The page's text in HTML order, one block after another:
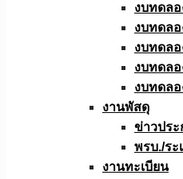
งบทดล
งบทดล
งบทดลอ
งบทดล
งบทดล
งานพัสดุ
ข่าวประ
พรบ./ระ
งานทะเบียน